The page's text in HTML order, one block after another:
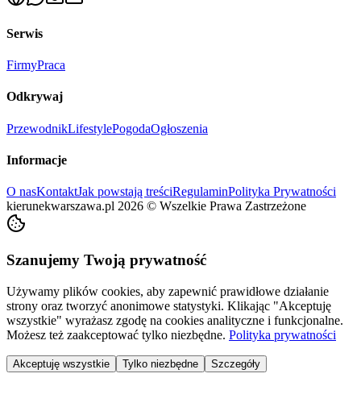
Serwis
FirmyPraca
Odkrywaj
PrzewodnikLifestylePogodaOgłoszenia
Informacje
O nasKontaktJak powstają treściRegulaminPolityka Prywatności
kierunekwarszawa.pl 2026 © Wszelkie Prawa Zastrzeżone
Szanujemy Twoją prywatność
Używamy plików cookies, aby zapewnić prawidłowe działanie
strony oraz tworzyć anonimowe statystyki. Klikając "Akceptuję
wszystkie" wyrażasz zgodę na cookies analityczne i funkcjonalne.
Możesz też zaakceptować tylko niezbędne. Polityka prywatności
Akceptuję wszystkie Tylko niezbędne Szczegóły